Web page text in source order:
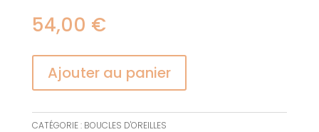
54,00 €
Ajouter au panier
CATÉGORIE : BOUCLES D'OREILLES